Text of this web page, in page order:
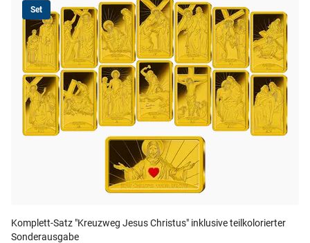
Set
Komplett-Satz "Kreuzweg Jesus Christus" inklusive teilkolorierter
Sonderausgabe